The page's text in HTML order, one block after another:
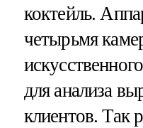
коктейль.
четырьмя
для анализа
клиентов. Так